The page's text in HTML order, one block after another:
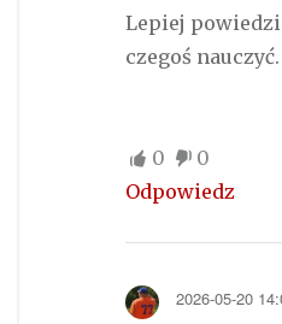
Lepiej
czegoś nauczyć.
0
0
Odpowiedz
2026-05-20